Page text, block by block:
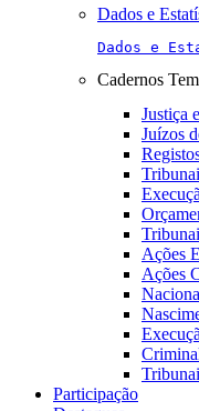
Dados e
Dados e
Cadernos
Justiça
Juízos
Ações
Ações
Participação